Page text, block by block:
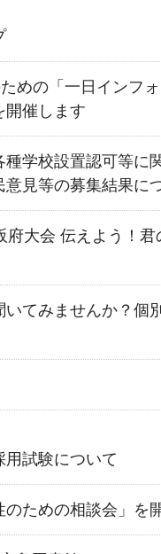
めの「一日インフ
開催します
種学校設置認可等に
見等の募集結果に
府大会 伝えよう！君
てみませんか？個
用試験について
のための相談会」を